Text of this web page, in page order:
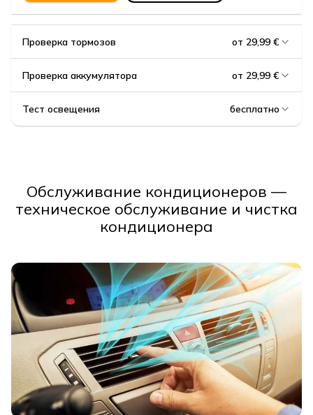
Проверка тормозов от 29,99 €
Проверка аккумулятора от 29,99 €
Тест освещения бесплатно
Обслуживание кондиционеров —
техническое обслуживание и чистка
кондиционера